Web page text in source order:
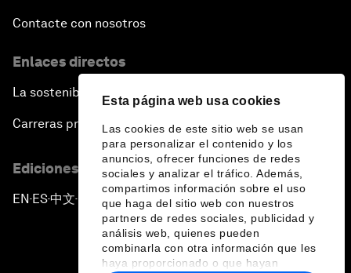
Esta página web usa cookies
Las cookies de este sitio web se usan
para personalizar el contenido y los
anuncios, ofrecer funciones de redes
sociales y analizar el tráfico. Además,
compartimos información sobre el uso
que haga del sitio web con nuestros
partners de redes sociales, publicidad y
análisis web, quienes pueden
combinarla con otra información que les
haya proporcionado o que hayan
Contacte con nosotros
Enlaces directos
La sostenibilidad en el Foro
Carreras profesionales
Ediciones en otros idiomas
EN ▪ES▪中文▪ 日本語